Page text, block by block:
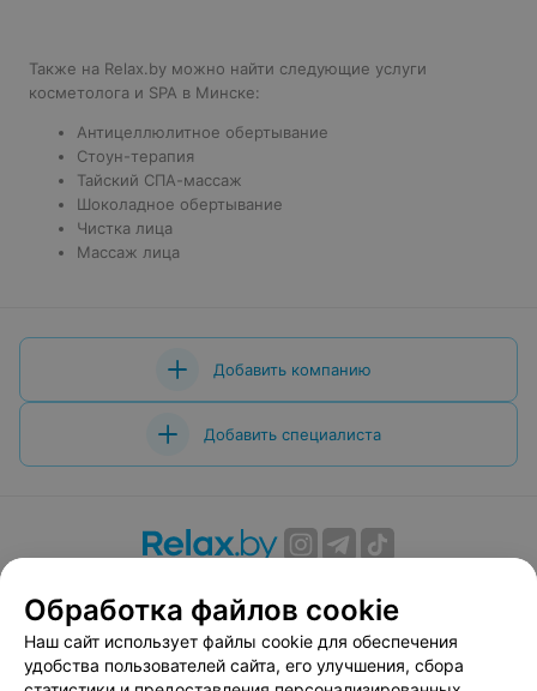
Также на Relax.by можно найти следующие услуги
косметолога и SPA в Минске:
Антицеллюлитное обертывание
Стоун-терапия
Тайский СПА-массаж
Шоколадное обертывание
Чистка лица
Массаж лица
Добавить компанию
Добавить специалиста
Вакансии
Публичный договор
Способы оплаты
Публичный договор по использованию сервиса
«Афиша»
Обработка файлов cookie
Наш сайт использует файлы cookie для обеспечения
удобства пользователей сайта, его улучшения, сбора